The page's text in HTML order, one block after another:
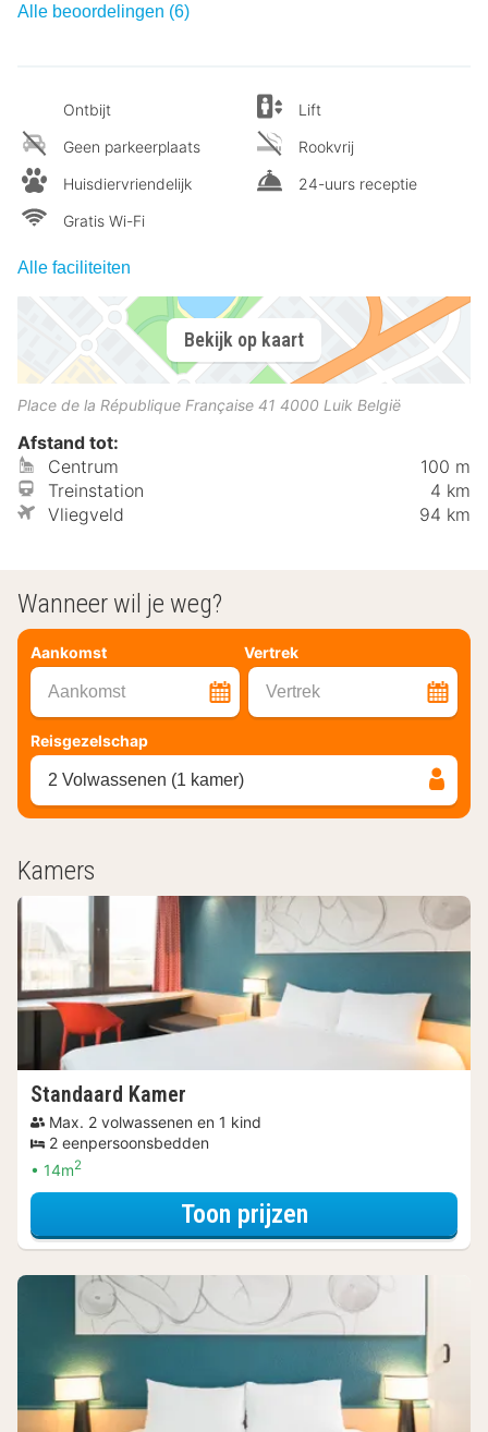
Alle beoordelingen (6)
Ontbijt
Geen parkeerplaats
Huisdiervriendelijk
Gratis Wi-Fi
Lift
Rookvrij
24-uurs receptie
Alle faciliteiten
Bekijk op kaart
Place de la République Française 41 4000 Luik België
Afstand tot:
Centrum
100 m
Treinstation
4 km
Vliegveld
94 km
Wanneer wil je weg?
Aankomst Vertrek
Aankomst Vertrek
Reisgezelschap
2 Volwassenen (1 kamer)
Kamers
Standaard Kamer
Max. 2 volwassenen en 1 kind
2 eenpersoonsbedden
14m2
Toon prijzenvoor Voordeel